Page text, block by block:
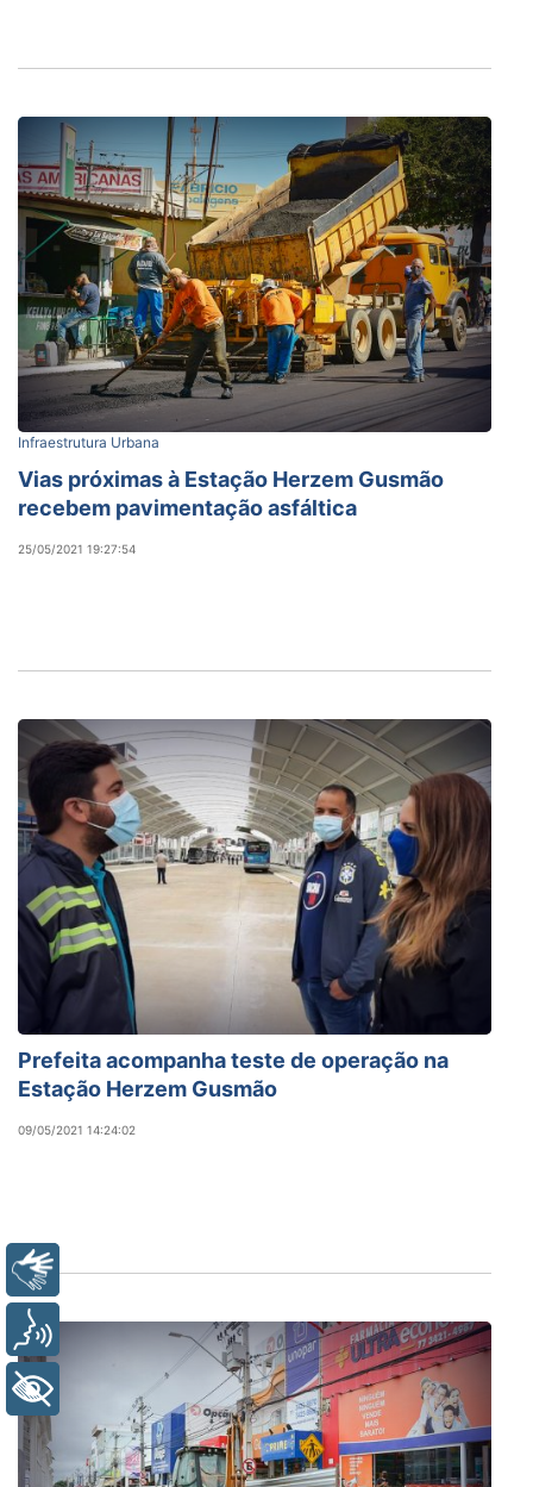
Infraestrutura Urbana
Vias próximas à Estação Herzem Gusmão
recebem pavimentação asfáltica
25/05/2021 19:27:54
Prefeita acompanha teste de operação na
Estação Herzem Gusmão
09/05/2021 14:24:02
Libras
+ Acessibilidade